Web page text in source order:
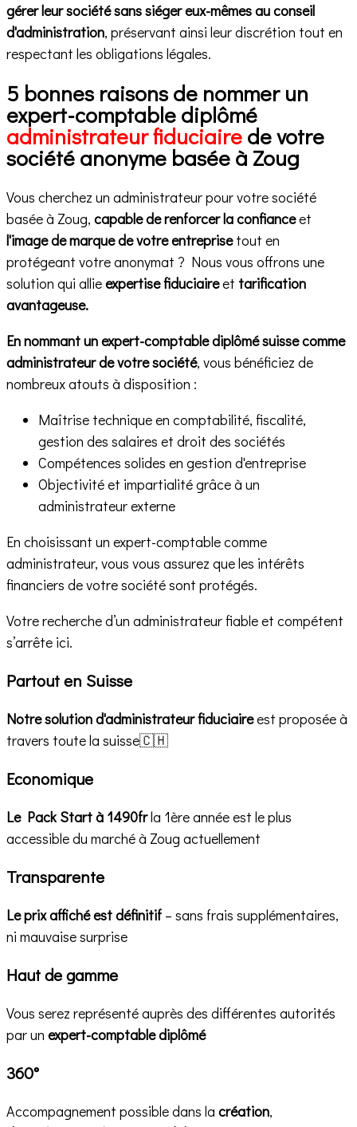
gérer leur société sans siéger eux-mêmes au conseil
d'administration, préservant ainsi leur discrétion tout en
respectant les obligations légales.
5 bonnes raisons de nommer un
expert-comptable diplômé
administrateur fiduciaire de votre
société anonyme basée à Zoug
Vous cherchez un administrateur pour votre société
basée à Zoug, capable de renforcer la confianceet
l'image de marque de votre entreprisetout en
protégeant votre anonymat ? Nous vous offrons une
solution qui allieexpertise fiduciaireet tarification
avantageuse.
En nommant un expert-comptable diplômé suisse comme
administrateur de votre société, vous bénéficiez de
nombreux atouts à disposition :
Maîtrise technique en comptabilité, fiscalité,
gestion des salaires et droit des sociétés
Compétences solides en gestion d'entreprise
Objectivité et impartialité grâce à un
administrateur externe
En choisissant un expert-comptable comme
administrateur, vous vous assurez que les intérêts
financiers de votre société sont protégés.
Votre recherche d’un administrateur fiable et compétent
s’arrête ici.
Partout en Suisse
Notre solution d'administrateur fiduciaireest proposée à
travers toute la suisse🇨🇭
Economique
Le Pack Start à 1490frla 1ère année est le plus
accessible du marché à Zoug actuellement
Transparente
Le prix affiché est définitif – sans frais supplémentaires,
ni mauvaise surprise
Haut de gamme
Vous serez représenté auprès des différentes autorités
par un expert-comptable diplômé
360°
Accompagnement possible dans la création,